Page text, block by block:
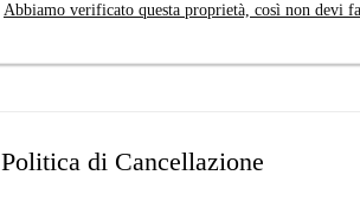
consentito fumare e portare animali domestici.
atmosfera vivace.
Abbiamo verificato questa proprietà, così non devi
Politica di Cancellazione